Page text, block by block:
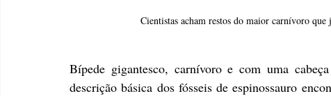
Cientistas acham restos do maior carnívoro
Bípede gigantesco, carnívoro e com uma
descrição básica dos fósseis de espinossauro